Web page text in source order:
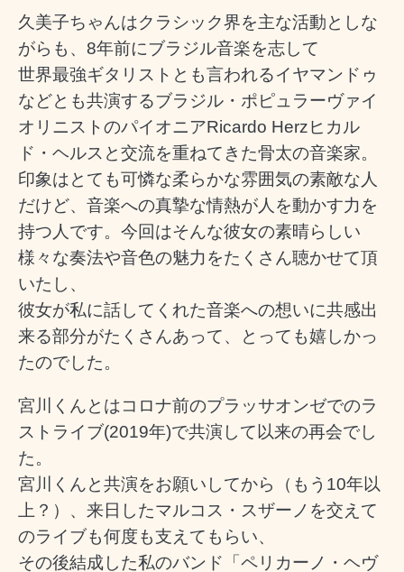
久美子ちゃんはクラシック界を主な活動としな
がらも、8年前にブラジル音楽を志して
世界最強ギタリストとも言われるイヤマンドゥ
などとも共演するブラジル・ポピュラーヴァイ
オリニストのパイオニアRicardo Herzヒカル
ド・ヘルスと交流を重ねてきた骨太の音楽家。
印象はとても可憐な柔らかな雰囲気の素敵な人
だけど、音楽への真摯な情熱が人を動かす力を
持つ人です。 今回はそんな彼女の素晴らしい
様々な奏法や音色の魅力をたくさん聴かせて頂
いたし、
彼女が私に話してくれた音楽への想いに共感出
来る部分がたくさんあって、とっても嬉しかっ
たのでした。
宮川くんとはコロナ前のプラッサオンゼでのラ
ストライブ(2019年)で共演して以来の再会でし
た。
宮川くんと共演をお願いしてから（もう10年以
上？）、来日したマルコス・スザーノを交えて
のライブも何度も支えてもらい、
その後結成した私のバンド「ペリカーノ・ヘヴ